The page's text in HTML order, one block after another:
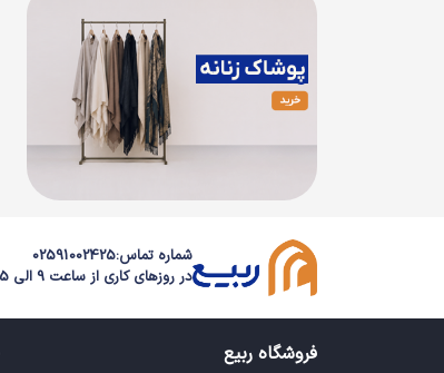
شماره تماس:02591002425
در روزهای کاری از ساعت 9 الی 15
فروشگاه ربیع